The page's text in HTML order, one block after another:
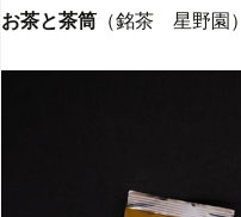
お茶と茶筒 （銘茶 星野園）